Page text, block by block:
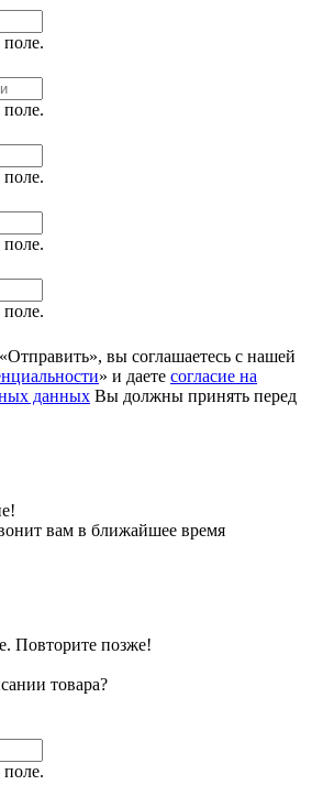
вы соглашаетесь с нашей
» и даете согласие на
данных Вы должны принять перед
вам в ближайшее время
Повторите позже!
товара?